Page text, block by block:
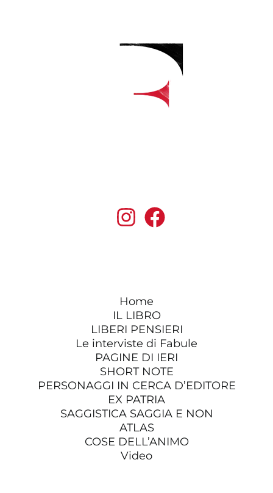
Home
IL LIBRO
LIBERI PENSIERI
Le interviste di Fabule
PAGINE DI IERI
SHORT NOTE
PERSONAGGI IN CERCA D’EDITORE
EX PATRIA
SAGGISTICA SAGGIA E NON
ATLAS
COSE DELL’ANIMO
Video